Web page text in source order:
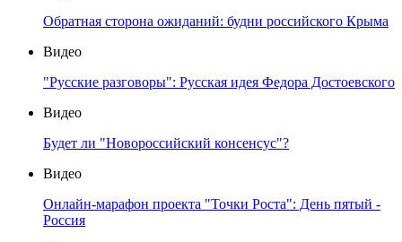
Обратная сторона ожиданий: будни российского Крыма
Видео
"Русские разговоры": Русская идея Федора Достоевского
Видео
Будет ли "Новороссийский консенсус"?
Видео
Онлайн-марафон проекта "Точки Роста": День пятый -
Россия